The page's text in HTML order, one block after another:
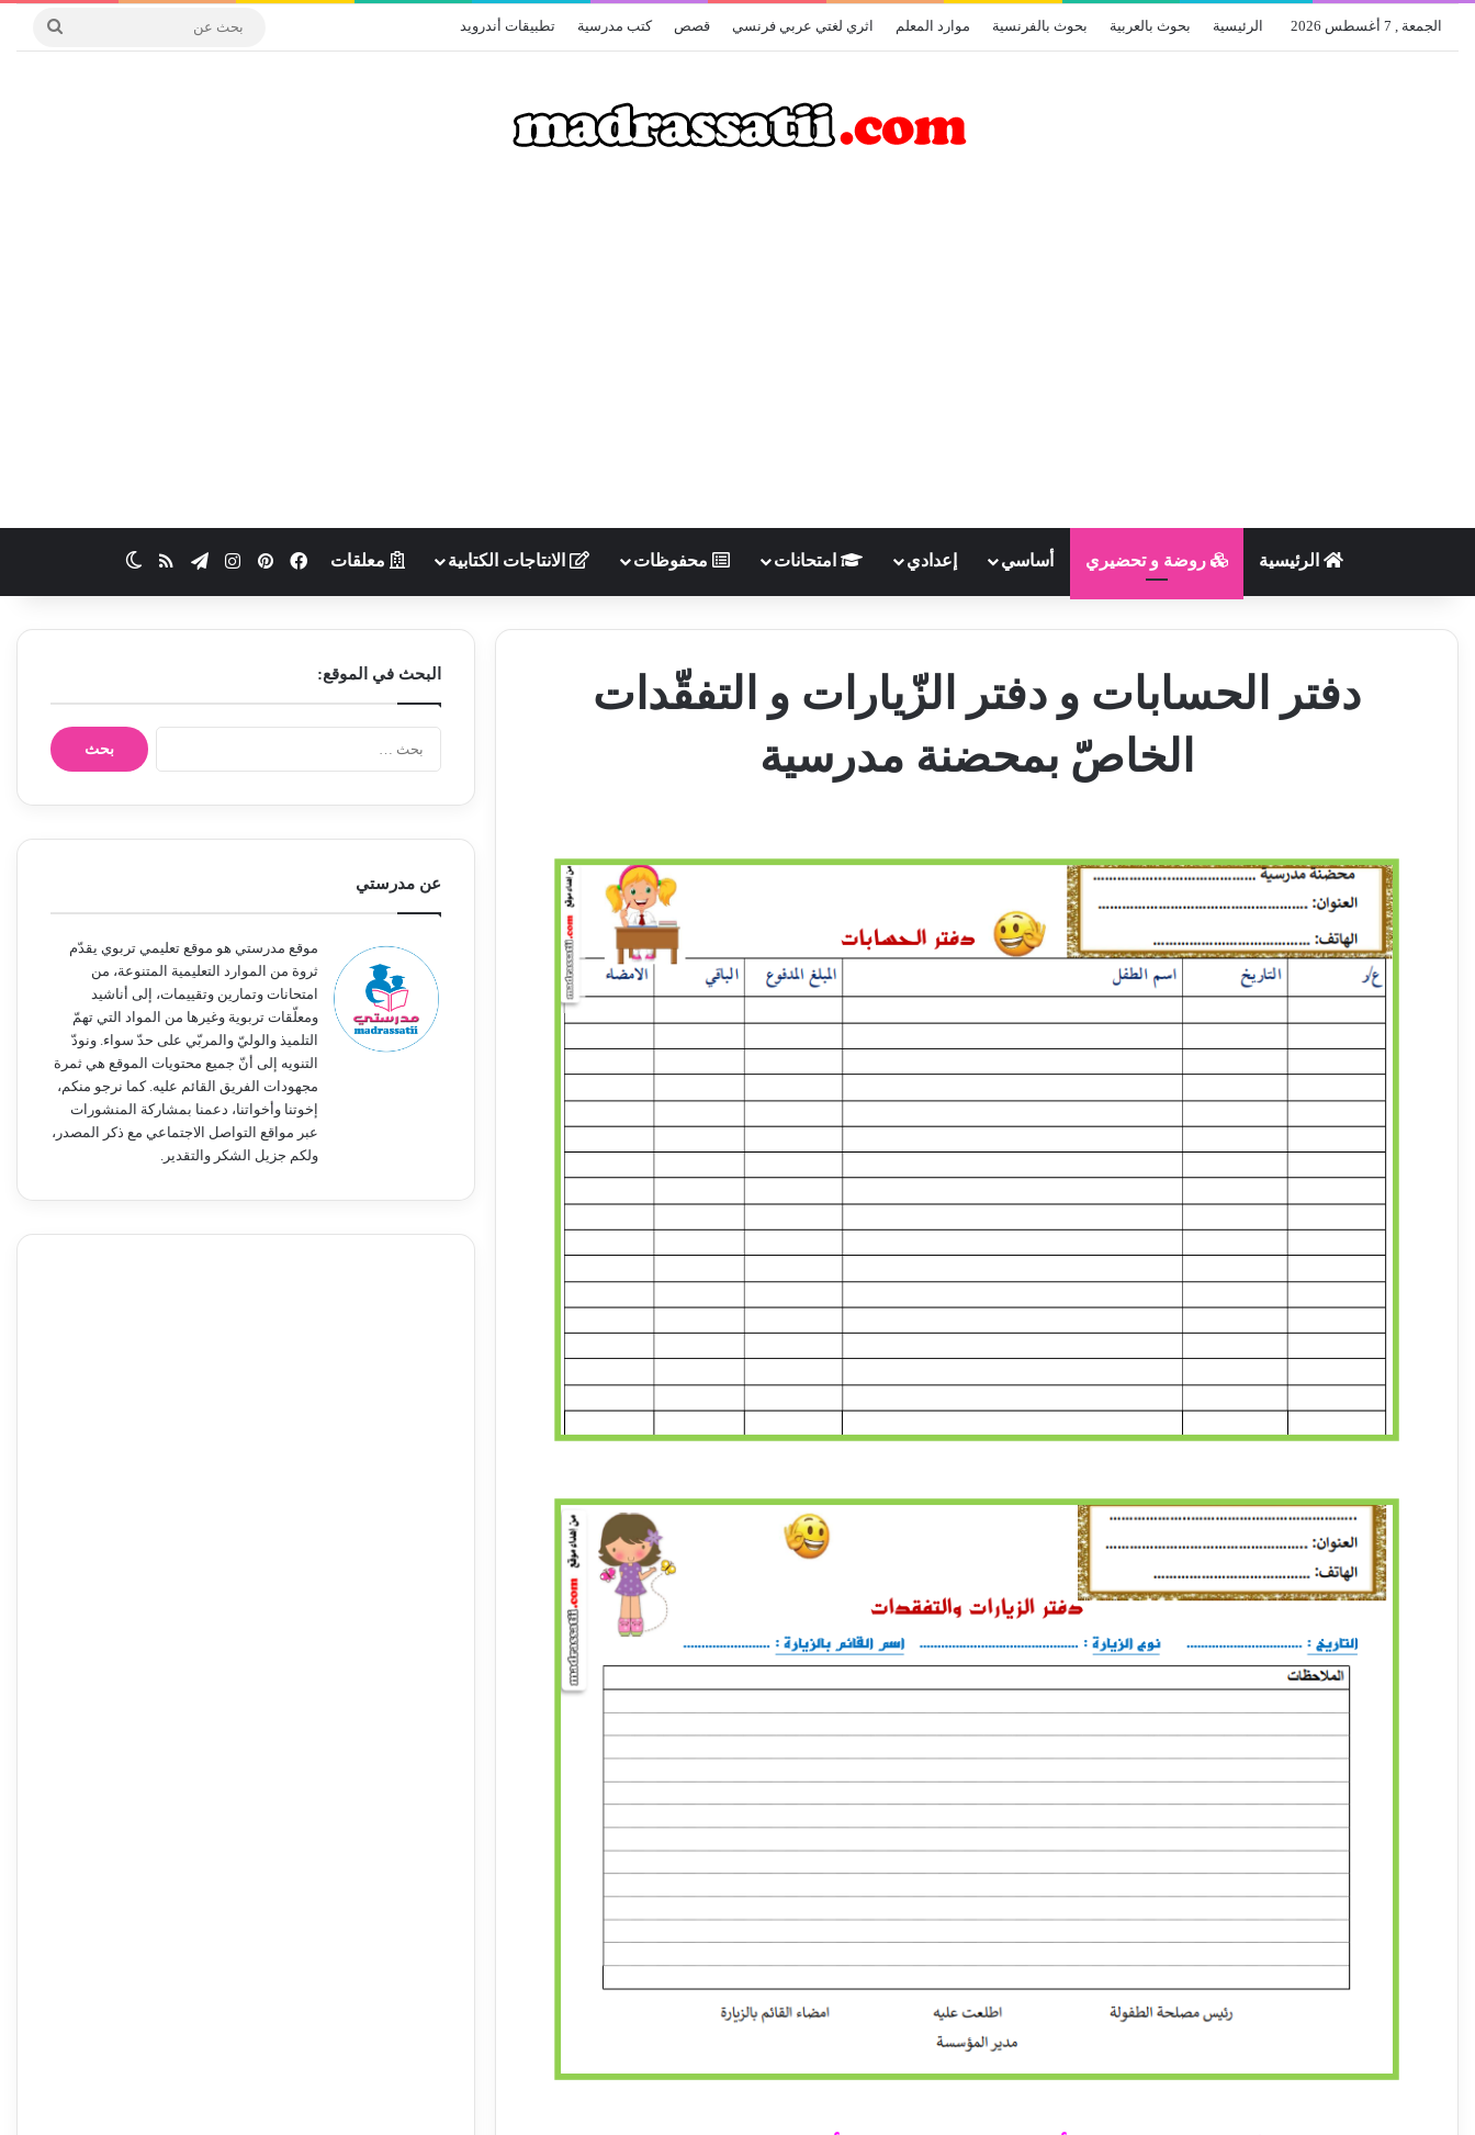
الجمعة , 7 أغسطس 2026 الرئيسية بحوث بالعربية بحوث بالفرنسية موارد المعلم اثري لغتي عربي فرنسي قصص كتب مدرسية تطبيقات أندرويد
الرئيسية روضة و تحضيري أساسي إعدادي امتحانات محفوظات الانتاجات الكتابية معلقات فيسبوكبينتيريستانستقرامتيلقرامملخص الموقع RSS
دفتر الحسابات و دفتر الزّيارات و التفقّدات
الخاصّ بمحضنة مدرسية
البحث في الموقع:
ح
عن مدرستي
موقع مدرستي هو موقع تعليمي تربوي يقدّم
ثروة من الموارد التعليمية المتنوعة، من
امتحانات وتمارين وتقييمات، إلى أناشيد
ومعلّقات تربوية وغيرها من المواد التي تهمّ
التلميذ والوليّ والمربّي على حدّ سواء. ونودّ
التنويه إلى أنّ جميع محتويات الموقع هي ثمرة
مجهودات الفريق القائم عليه. كما نرجو منكم،
إخوتنا وأخواتنا، دعمنا بمشاركة المنشورات
عبر مواقع التواصل الاجتماعي مع ذكر المصدر،
ولكم جزيل الشكر والتقدير.